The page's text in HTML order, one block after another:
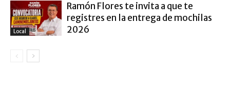
Local
Ramón Flores te invita a que te
registres en la entrega de mochilas
2026